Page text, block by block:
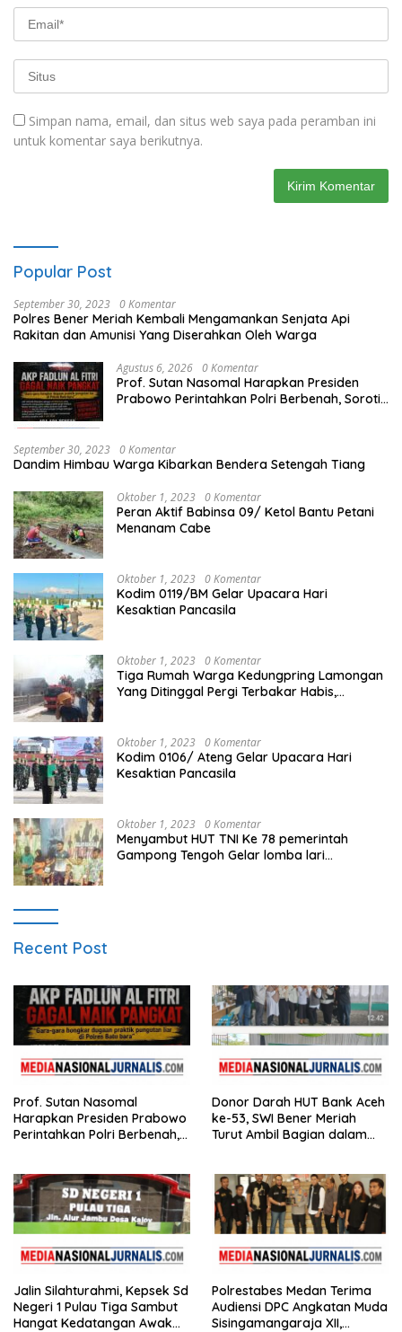
Simpan nama, email, dan situs web saya pada peramban ini
untuk komentar saya berikutnya.
Popular Post
September 30, 2023 0 Komentar
Polres Bener Meriah Kembali Mengamankan Senjata Api
Rakitan dan Amunisi Yang Diserahkan Oleh Warga
Agustus 6, 2026 0 Komentar
Prof. Sutan Nasomal Harapkan Presiden
Prabowo Perintahkan Polri Berbenah, Soroti
September 30, 2023 0 Komentar
Dandim Himbau Warga Kibarkan Bendera Setengah Tiang
Oktober 1, 2023 0 Komentar
Peran Aktif Babinsa 09/ Ketol Bantu Petani
Menanam Cabe
Oktober 1, 2023 0 Komentar
Kodim 0119/BM Gelar Upacara Hari
Kesaktian Pancasila
Oktober 1, 2023 0 Komentar
Tiga Rumah Warga Kedungpring Lamongan
Yang Ditinggal Pergi Terbakar Habis,
Oktober 1, 2023 0 Komentar
Kodim 0106/ Ateng Gelar Upacara Hari
Kesaktian Pancasila
Oktober 1, 2023 0 Komentar
Menyambut HUT TNI Ke 78 pemerintah
Gampong Tengoh Gelar lomba lari
Recent Post
Prof. Sutan Nasomal
Harapkan Presiden Prabowo
Perintahkan Polri Berbenah,
Donor Darah HUT Bank Aceh
ke-53, SWI Bener Meriah
Turut Ambil Bagian dalam
Jalin Silahturahmi, Kepsek Sd
Negeri 1 Pulau Tiga Sambut
Hangat Kedatangan Awak
Polrestabes Medan Terima
Audiensi DPC Angkatan Muda
Sisingamangaraja XII,